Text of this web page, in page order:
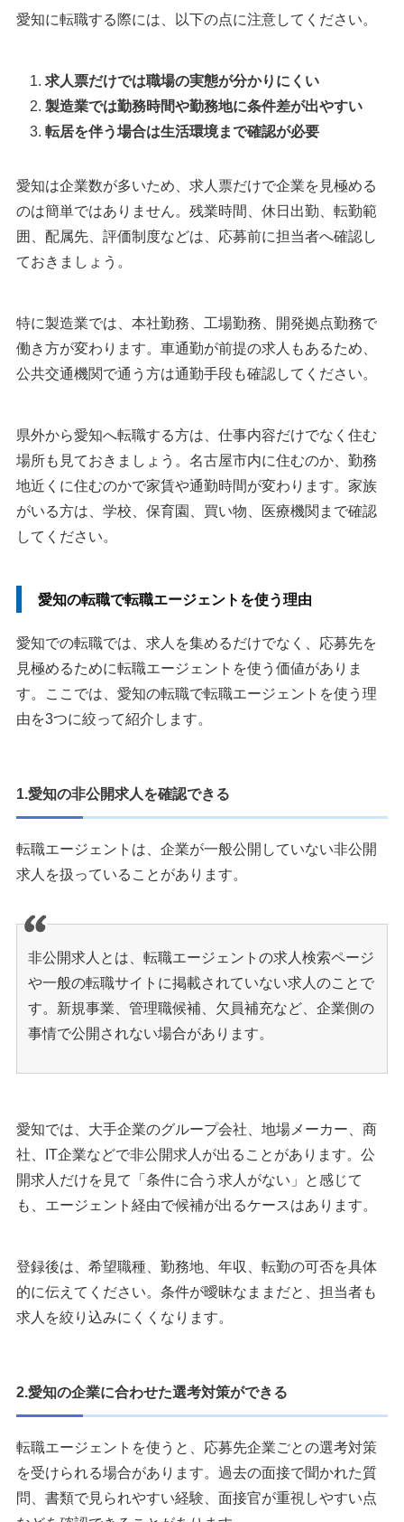
愛知に転職する際には、以下の点に注意してください。
求人票だけでは職場の実態が分かりにくい
製造業では勤務時間や勤務地に条件差が出やすい
転居を伴う場合は生活環境まで確認が必要
愛知は企業数が多いため、求人票だけで企業を見極める
のは簡単ではありません。残業時間、休日出勤、転勤範
囲、配属先、評価制度などは、応募前に担当者へ確認し
ておきましょう。
特に製造業では、本社勤務、工場勤務、開発拠点勤務で
働き方が変わります。車通勤が前提の求人もあるため、
公共交通機関で通う方は通勤手段も確認してください。
県外から愛知へ転職する方は、仕事内容だけでなく住む
場所も見ておきましょう。名古屋市内に住むのか、勤務
地近くに住むのかで家賃や通勤時間が変わります。家族
がいる方は、学校、保育園、買い物、医療機関まで確認
してください。
愛知の転職で転職エージェントを使う理由
愛知での転職では、求人を集めるだけでなく、応募先を
見極めるために転職エージェントを使う価値がありま
す。ここでは、愛知の転職で転職エージェントを使う理
由を3つに絞って紹介します。
1.愛知の非公開求人を確認できる
転職エージェントは、企業が一般公開していない非公開
求人を扱っていることがあります。
非公開求人とは、転職エージェントの求人検索ページ
や一般の転職サイトに掲載されていない求人のことで
す。新規事業、管理職候補、欠員補充など、企業側の
事情で公開されない場合があります。
愛知では、大手企業のグループ会社、地場メーカー、商
社、IT企業などで非公開求人が出ることがあります。公
開求人だけを見て「条件に合う求人がない」と感じて
も、エージェント経由で候補が出るケースはあります。
登録後は、希望職種、勤務地、年収、転勤の可否を具体
的に伝えてください。条件が曖昧なままだと、担当者も
求人を絞り込みにくくなります。
2.愛知の企業に合わせた選考対策ができる
転職エージェントを使うと、応募先企業ごとの選考対策
を受けられる場合があります。過去の面接で聞かれた質
問、書類で見られやすい経験、面接官が重視しやすい点